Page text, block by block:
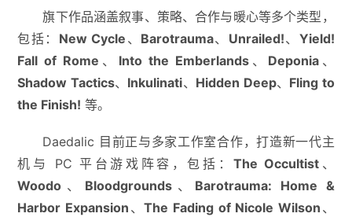
旗下作品涵盖叙事、策略、合作与暖心等多个类型，
包括： New Cycle 、 Barotrauma、 Unrailed!、 Yield!
Fall of Rome 、 Into the Emberlands、 Deponia、
Shadow Tactics、 Inkulinati、 Hidden Deep、 Fling to
the Finish! 等。
Daedalic 目前正与多家工作室合作，打造新一代主
机与 PC 平台游戏阵容，包括：The Occultist、
Woodo 、 Bloodgrounds、 Barotrauma: Home &
Harbor Expansion 、The Fading of Nicole Wilson 、